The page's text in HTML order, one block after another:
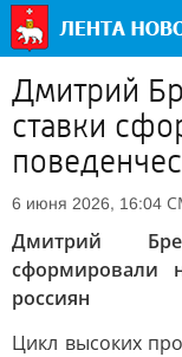
Дмитрий
ставки
6 июня 2026, 16:04
Дмитрий
сформировали
россиян
Цикл высоких